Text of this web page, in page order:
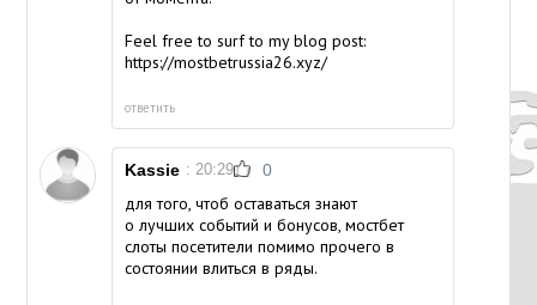
Feel free to surf to my blog post:
https://mostbetrussia26.xyz/
ответить
Kassie : 20:29 0
для того, чтоб оставаться знают
о лучших событий и бонусов, мостбет
слоты посетители помимо прочего в
состоянии влиться в ряды.